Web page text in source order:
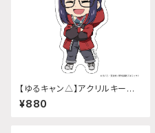
【ゆるキャン△】アクリルキーホ
ルダー (『SEASON3』大垣 千
明)
¥880